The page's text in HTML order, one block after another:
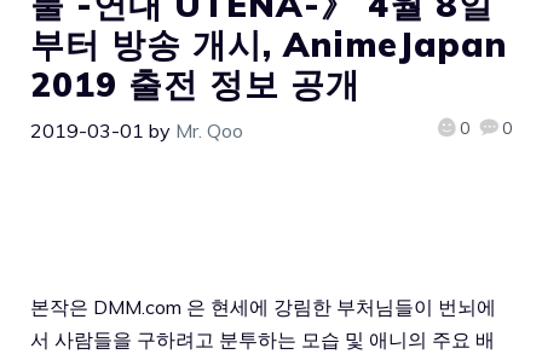
부터 방송 개시, AnimeJapan
2019 출전 정보 공개
2019-03-01 by Mr. Qoo 0 0
본작은 DMM.com 은 현세에 강림한 부처님들이 번뇌에
서 사람들을 구하려고 분투하는 모습 및 애니의 주요 배